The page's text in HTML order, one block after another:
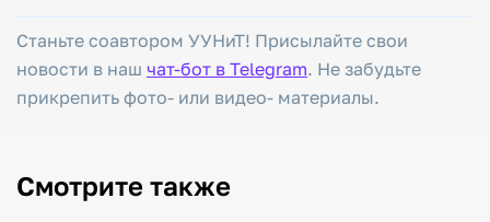
Станьте соавтором УУНиТ! Присылайте свои
новости в наш чат-бот в Telegram. Не забудьте
прикрепить фото- или видео- материалы.
Смотрите также